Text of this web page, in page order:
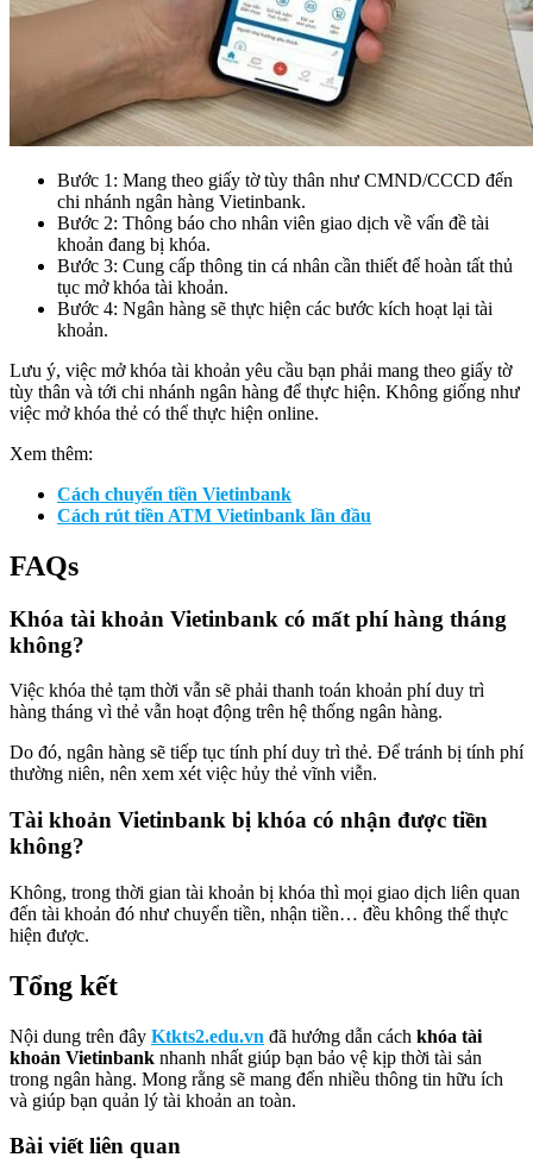
Bước 1: Mang theo giấy tờ tùy thân như CMND/CCCD đến
chi nhánh ngân hàng Vietinbank.
Bước 2: Thông báo cho nhân viên giao dịch về vấn đề tài
khoản đang bị khóa.
Bước 3: Cung cấp thông tin cá nhân cần thiết để hoàn tất thủ
tục mở khóa tài khoản.
Bước 4: Ngân hàng sẽ thực hiện các bước kích hoạt lại tài
khoản.
Lưu ý, việc mở khóa tài khoản yêu cầu bạn phải mang theo giấy tờ
tùy thân và tới chi nhánh ngân hàng để thực hiện. Không giống như
việc mở khóa thẻ có thể thực hiện online.
Xem thêm:
Cách chuyển tiền Vietinbank
Cách rút tiền ATM Vietinbank lần đầu
FAQs
Khóa tài khoản Vietinbank có mất phí hàng tháng
không?
Việc khóa thẻ tạm thời vẫn sẽ phải thanh toán khoản phí duy trì
hàng tháng vì thẻ vẫn hoạt động trên hệ thống ngân hàng.
Do đó, ngân hàng sẽ tiếp tục tính phí duy trì thẻ. Để tránh bị tính phí
thường niên, nên xem xét việc hủy thẻ vĩnh viễn.
Tài khoản Vietinbank bị khóa có nhận được tiền
không?
Không, trong thời gian tài khoản bị khóa thì mọi giao dịch liên quan
đến tài khoản đó như chuyển tiền, nhận tiền… đều không thể thực
hiện được.
Tổng kết
Nội dung trên đây Ktkts2.edu.vn đã hướng dẫn cách khóa tài
khoản Vietinbank nhanh nhất giúp bạn bảo vệ kịp thời tài sản
trong ngân hàng. Mong rằng sẽ mang đến nhiều thông tin hữu ích
và giúp bạn quản lý tài khoản an toàn.
Bài viết liên quan